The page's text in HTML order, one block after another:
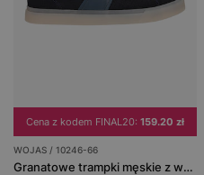
Cena z kodem FINAL20: 159.20 zł
WOJAS / 10246-66
Granatowe trampki męskie z wstawką ze skóry licowej